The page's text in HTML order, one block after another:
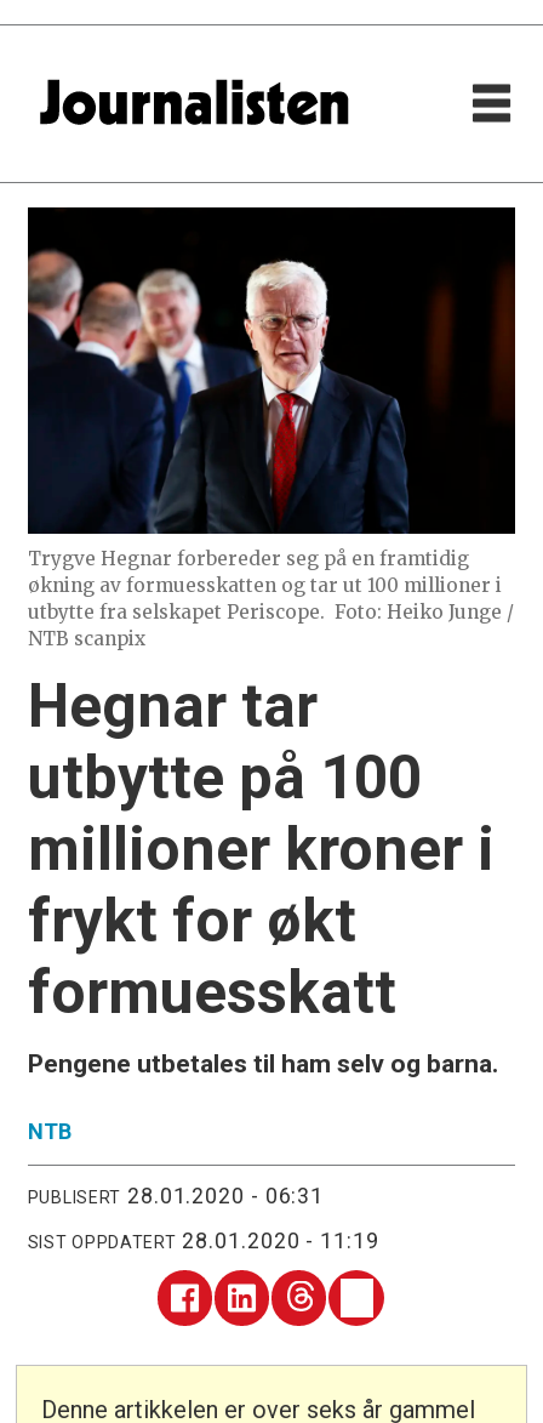
Trygve Hegnar forbereder seg på en framtidig
økning av formuesskatten og tar ut 100 millioner i
utbytte fra selskapet Periscope. Foto: Heiko Junge /
NTB scanpix
Hegnar tar
utbytte på 100
millioner kroner i
frykt for økt
formuesskatt
Pengene utbetales til ham selv og barna.
NTB
PUBLISERT 28.01.2020 - 06:31
SIST OPPDATERT 28.01.2020 - 11:19
Denne artikkelen er over seks år gammel